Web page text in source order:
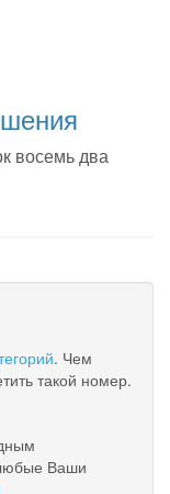
восемь два
. Чем
такой номер.
Ваши